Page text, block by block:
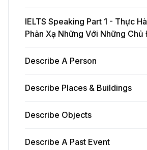
IELTS Speaking Part 1 - Thực
Phản Xạ Những Với Những Chủ
Describe A Person
Describe Places & Buildings
Describe Objects
Describe A Past Event